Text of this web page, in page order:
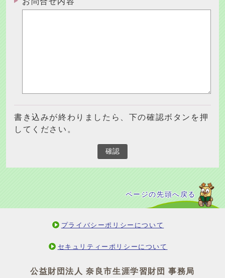
書き込みが終わりましたら、下の確認ボタンを押
してください。
確認
ページの先頭へ戻る
プライバシーポリシーについて
セキュリティーポリシーについて
公益財団法人 奈良市生涯学習財団 事務局